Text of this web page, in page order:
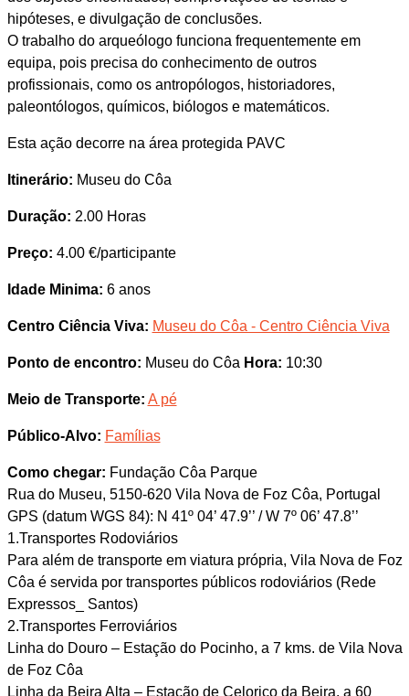
hipóteses, e divulgação de conclusões.
O trabalho do arqueólogo funciona frequentemente em
equipa, pois precisa do conhecimento de outros
profissionais, como os antropólogos, historiadores,
paleontólogos, químicos, biólogos e matemáticos.
Esta ação decorre na área protegida PAVC
Itinerário: Museu do Côa
Duração: 2.00 Horas
Preço: 4.00 €/participante
Idade Minima: 6 anos
Centro Ciência Viva: Museu do Côa - Centro Ciência Viva
Ponto de encontro: Museu do Côa Hora: 10:30
Meio de Transporte: A pé
Público-Alvo: Famílias
Como chegar: Fundação Côa Parque
Rua do Museu, 5150-620 Vila Nova de Foz Côa, Portugal
GPS (datum WGS 84): N 41º 04’ 47.9’’ / W 7º 06’ 47.8’’
1.Transportes Rodoviários
Para além de transporte em viatura própria, Vila Nova de Foz
Côa é servida por transportes públicos rodoviários (Rede
Expressos_ Santos)
2.Transportes Ferroviários
Linha do Douro – Estação do Pocinho, a 7 kms. de Vila Nova
de Foz Côa
Linha da Beira Alta – Estação de Celorico da Beira, a 60